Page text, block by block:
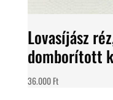
Lovasíjász
domborított
36.000Ft